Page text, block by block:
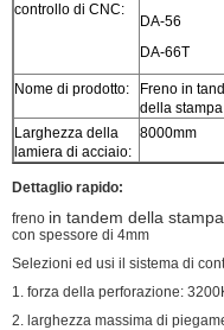
controllo di CNC:
DA-56
DA-66T
Nome di prodotto:
Freno in
della
Larghezza della
lamiera di acciaio:
8000mm
Dettaglio rapido:
freno in tandem della
con spessore di 4mm
Selezioni ed usi il sistema di
1. forza della perforazione:
2. larghezza massima di